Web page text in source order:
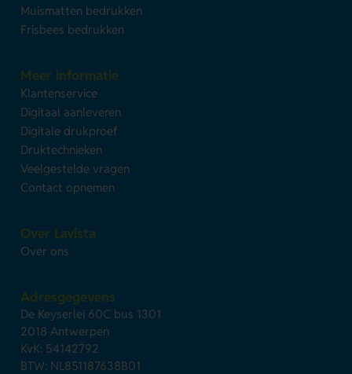
Muismatten bedrukken
Frisbees bedrukken
Meer informatie
Klantenservice
Digitaal aanleveren
Digitale drukproef
Druktechnieken
Veelgestelde vragen
Contact opnemen
Over Lavista
Over ons
Adresgegevens
De Keyserlei 60C bus 1301
2018 Antwerpen
KvK: 54142792
BTW: NL851187638B01